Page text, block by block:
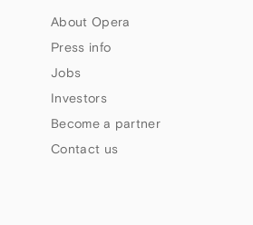
About Opera
Press info
Jobs
Investors
Become a partner
Contact us